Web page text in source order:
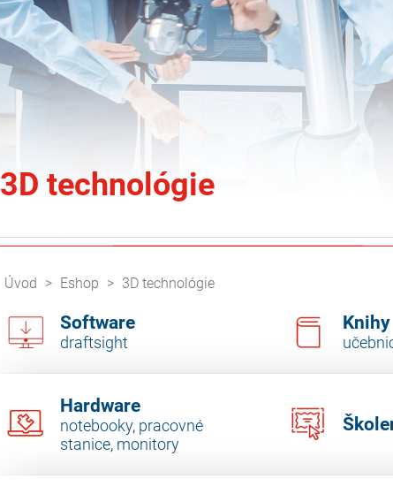
3D technológie
Úvod Eshop 3D technológie
Software
draftsight
Knihy
Hardware
notebooky, pracovné
stanice, monitory